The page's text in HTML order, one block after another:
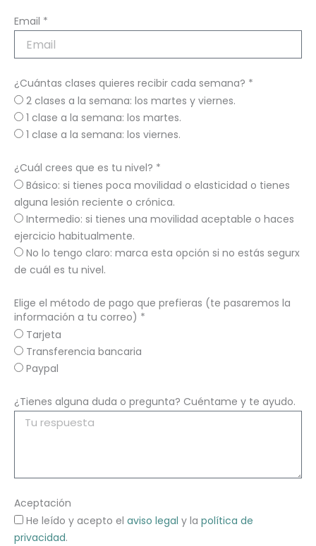
Email *
¿Cuántas clases quieres recibir cada semana? *
2 clases a la semana: los martes y viernes.
1 clase a la semana: los martes.
1 clase a la semana: los viernes.
¿Cuál crees que es tu nivel? *
Básico: si tienes poca movilidad o elasticidad o tienes
alguna lesión reciente o crónica.
Intermedio: si tienes una movilidad aceptable o haces
ejercicio habitualmente.
No lo tengo claro: marca esta opción si no estás segurx
de cuál es tu nivel.
Elige el método de pago que prefieras (te pasaremos la
información a tu correo) *
Tarjeta
Transferencia bancaria
Paypal
¿Tienes alguna duda o pregunta? Cuéntame y te ayudo.
Aceptación
He leído y acepto el aviso legal y la política de
privacidad.